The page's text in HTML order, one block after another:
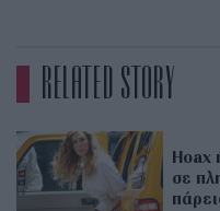
RELATED STORY
Hoax
σε